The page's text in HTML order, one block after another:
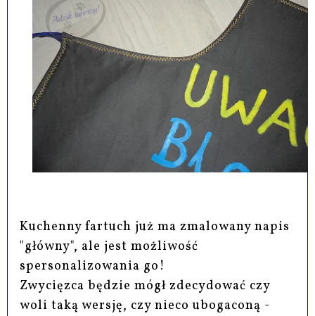
Kuchenny fartuch już ma zmalowany napis
"główny", ale jest możliwość
spersonalizowania go!
Zwycięzca będzie mógł zdecydować czy
woli taką wersję, czy nieco ubogaconą -